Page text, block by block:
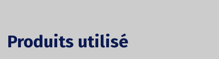
Produits utilisé